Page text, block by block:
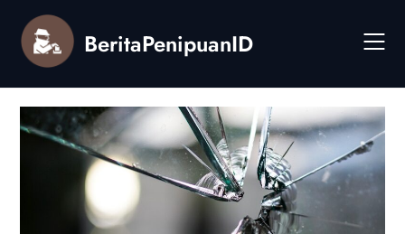
content
BeritaPenipuanID